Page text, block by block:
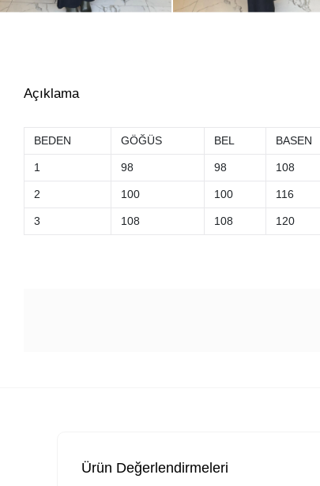
Açıklama
BEDEN GÖĞÜS BEL BASEN
1 98 98 108
2 100 100 116
3 108 108 120
Ürün Değerlendirmeleri